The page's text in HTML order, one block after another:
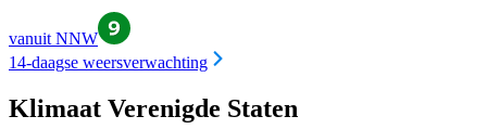
vanuit NNW
14-daagse weersverwachting
Klimaat Verenigde Staten